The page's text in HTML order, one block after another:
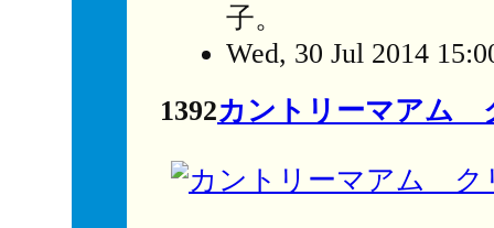
子。
Wed, 30 Jul 2014
1392カントリーマアム